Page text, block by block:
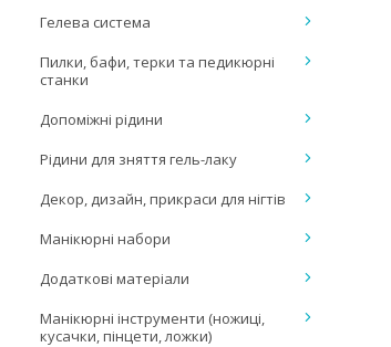
Гелева система
Пилки, бафи, терки та педикюрні
станки
Допоміжні рідини
Рідини для зняття гель-лаку
Декор, дизайн, прикраси для нігтів
Манікюрні набори
Додаткові матеріали
Манікюрні інструменти (ножиці,
кусачки, пінцети, ложки)